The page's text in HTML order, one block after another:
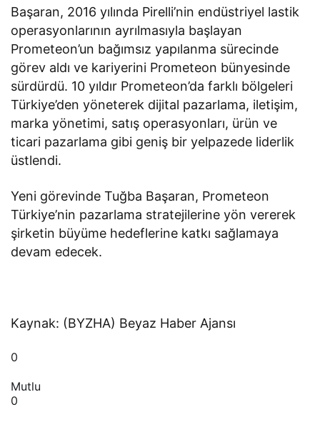
Başaran, 2016 yılında Pirelli’nin endüstriyel lastik
operasyonlarının ayrılmasıyla başlayan
Prometeon’un bağımsız yapılanma sürecinde
görev aldı ve kariyerini Prometeon bünyesinde
sürdürdü. 10 yıldır Prometeon’da farklı bölgeleri
Türkiye’den yöneterek dijital pazarlama, iletişim,
marka yönetimi, satış operasyonları, ürün ve
ticari pazarlama gibi geniş bir yelpazede liderlik
üstlendi.
Yeni görevinde Tuğba Başaran, Prometeon
Türkiye’nin pazarlama stratejilerine yön vererek
şirketin büyüme hedeflerine katkı sağlamaya
devam edecek.
Kaynak: (BYZHA) Beyaz Haber Ajansı
0
Mutlu
0